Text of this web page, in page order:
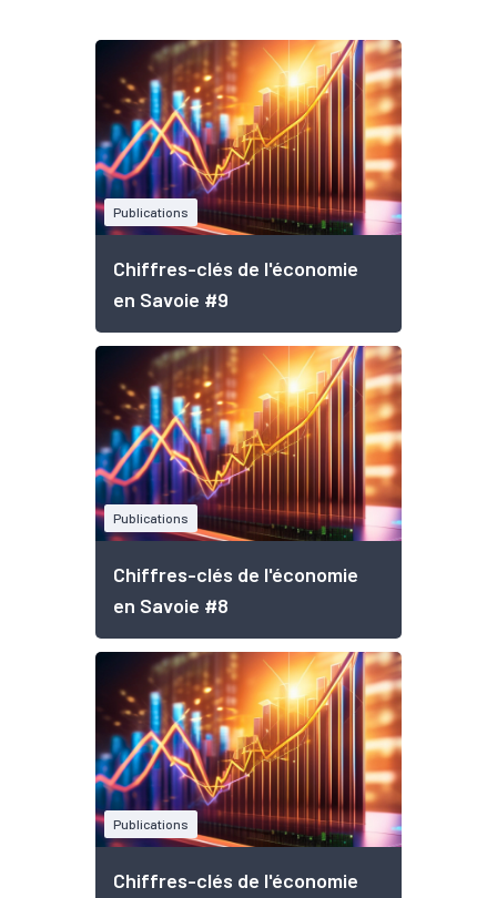
Publications
Chiffres-clés de l'économie
en Savoie #9
Publications
Chiffres-clés de l'économie
en Savoie #8
Publications
Chiffres-clés de l'économie